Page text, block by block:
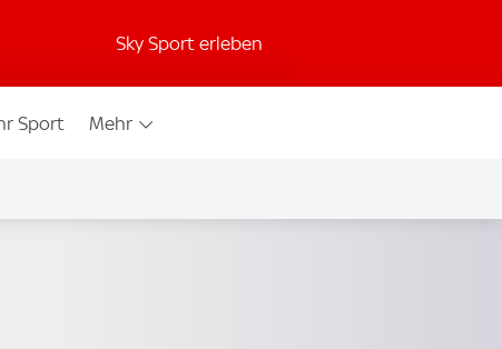
Sky Sport erleben
Sport Mehr